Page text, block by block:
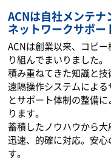
ACNは自社メンテナ
ネットワークサポー
ACNは創業以来、コピ
り組んでまいりました。
積み重ねてきた知識と
遠隔操作システムによ
とサポート体制の整備
ります。
蓄積したノウハウから
迅速、的確に対応。安
す。